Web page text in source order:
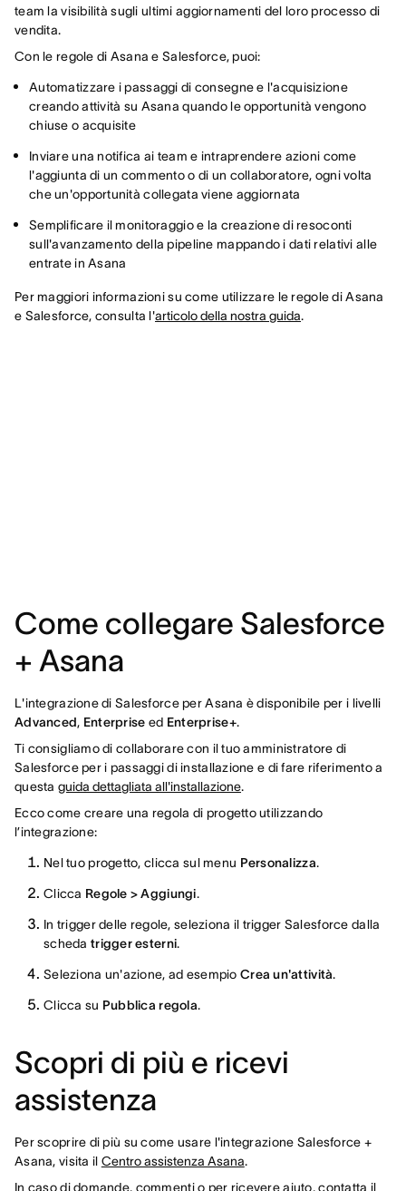
team la visibilità sugli ultimi aggiornamenti del loro processo di
vendita.
Con le regole di Asana e Salesforce, puoi:
Automatizzare i passaggi di consegne e l'acquisizione
creando attività su Asana quando le opportunità vengono
chiuse o acquisite
Inviare una notifica ai team e intraprendere azioni come
l'aggiunta di un commento o di un collaboratore, ogni volta
che un'opportunità collegata viene aggiornata
Semplificare il monitoraggio e la creazione di resoconti
sull'avanzamento della pipeline mappando i dati relativi alle
entrate in Asana
Per maggiori informazioni su come utilizzare le regole di Asana
e Salesforce, consulta l'articolo della nostra guida.
Come collegare Salesforce
+ Asana
L'integrazione di Salesforce per Asana è disponibile per i livelli
Advanced, Enterprise ed Enterprise+.
Ti consigliamo di collaborare con il tuo amministratore di
Salesforce per i passaggi di installazione e di fare riferimento a
questa guida dettagliata all'installazione.
Ecco come creare una regola di progetto utilizzando
l’integrazione:
Nel tuo progetto, clicca sul menu Personalizza.
Clicca Regole > Aggiungi.
In trigger delle regole, seleziona il trigger Salesforce dalla
scheda trigger esterni.
Seleziona un'azione, ad esempio Crea un'attività.
Clicca su Pubblica regola.
Scopri di più e ricevi
assistenza
Per scoprire di più su come usare l'integrazione Salesforce +
Asana, visita il Centro assistenza Asana.
In caso di domande, commenti o per ricevere aiuto, contatta il